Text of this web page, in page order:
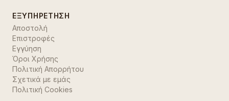
ΕΞΥΠΗΡΈΤΗΣΗ
Αποστολή
Επιστροφές
Εγγύηση
Όροι Χρήσης
Πολιτική Απορρήτου
Σχετικά με εμάς
Πολιτική Cookies